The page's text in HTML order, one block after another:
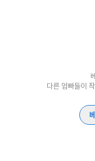
다른 엄빠들이